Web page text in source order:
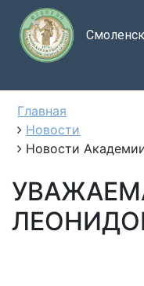
Главная
Новости
Новости